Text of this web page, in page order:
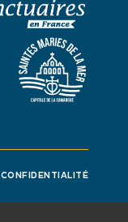
CONFIDENTIALITÉ